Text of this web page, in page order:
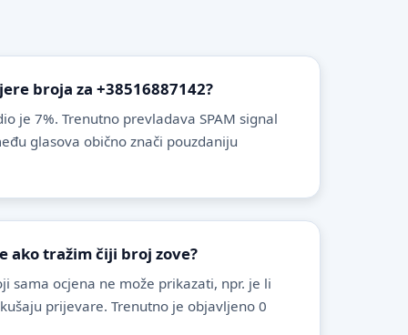
broja za +38516887142?
je 7%. Trenutno prevladava SPAM signal
glasova obično znači pouzdaniju
ako tražim čiji broj zove?
sama ocjena ne može prikazati, npr. je li
prijevare. Trenutno je objavljeno 0